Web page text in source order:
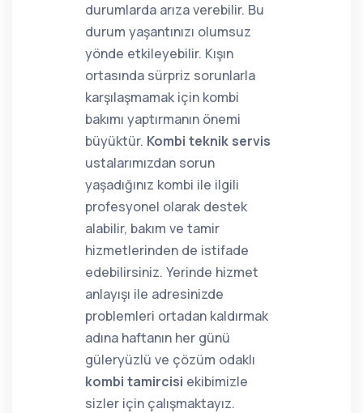
durumlarda arıza verebilir. Bu
durum yaşantınızı olumsuz
yönde etkileyebilir. Kışın
ortasında sürpriz sorunlarla
karşılaşmamak için kombi
bakımı yaptırmanın önemi
büyüktür. Kombi teknik servis
ustalarımızdan sorun
yaşadığınız kombi ile ilgili
profesyonel olarak destek
alabilir, bakım ve tamir
hizmetlerinden de istifade
edebilirsiniz. Yerinde hizmet
anlayışı ile adresinizde
problemleri ortadan kaldırmak
adına haftanın her günü
güleryüzlü ve çözüm odaklı
kombi tamircisi ekibimizle
sizler için çalışmaktayız.